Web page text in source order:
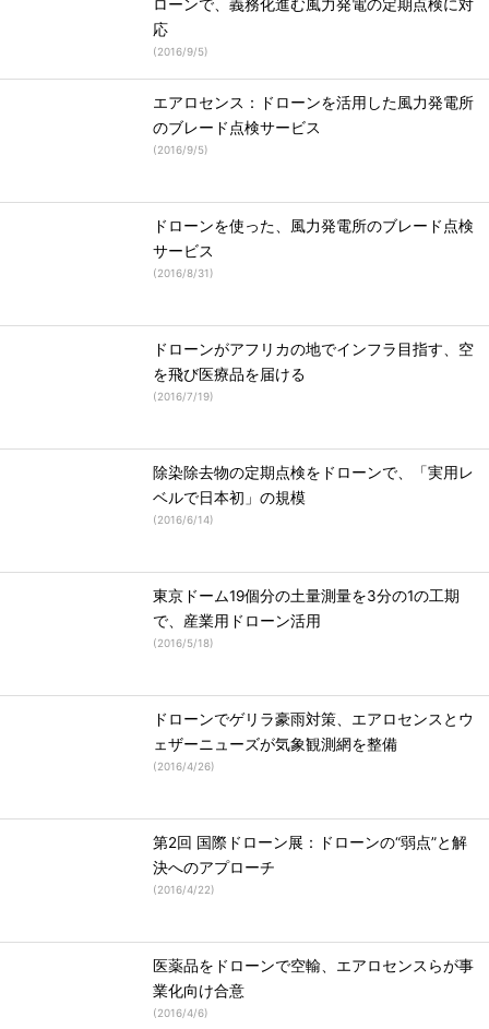
ローンで、義務化進む風力発電の定期点検に対
応
(2016/9/5)
エアロセンス：ドローンを活用した風力発電所
のブレード点検サービス
(2016/9/5)
ドローンを使った、風力発電所のブレード点検
サービス
(2016/8/31)
ドローンがアフリカの地でインフラ目指す、空
を飛び医療品を届ける
(2016/7/19)
除染除去物の定期点検をドローンで、「実用レ
ベルで日本初」の規模
(2016/6/14)
東京ドーム19個分の土量測量を3分の1の工期
で、産業用ドローン活用
(2016/5/18)
ドローンでゲリラ豪雨対策、エアロセンスとウ
ェザーニューズが気象観測網を整備
(2016/4/26)
第2回 国際ドローン展：ドローンの“弱点”と解
決へのアプローチ
(2016/4/22)
医薬品をドローンで空輸、エアロセンスらが事
業化向け合意
(2016/4/6)